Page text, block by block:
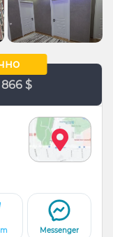
866 $
Messenger